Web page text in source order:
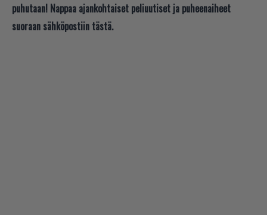
puhutaan! Nappaa ajankohtaiset peliuutiset ja puheenaiheet
suoraan sähköpostiin tästä.